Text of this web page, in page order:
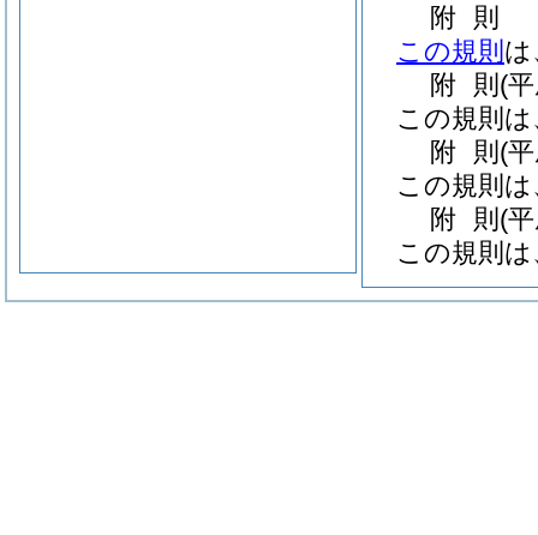
附 則
この規則 は
附 則 (
この規則
附 則 (
この規則
附 則 (
この規則